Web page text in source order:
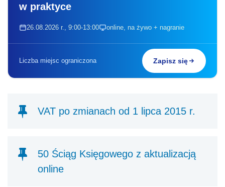
w praktyce
26.08.2026 r., 9:00-13:00 online, na żywo + nagranie
Liczba miejsc ograniczona Zapisz się
VAT po zmianach od 1 lipca 2015 r.
50 Ściąg Księgowego z aktualizacją
online